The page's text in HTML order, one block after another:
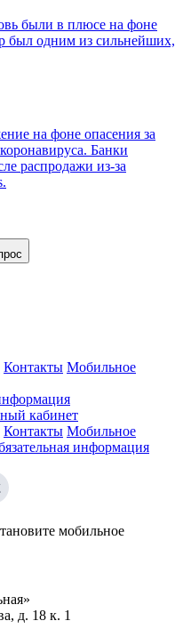
были в плюсе на фоне
был одним из сильнейших,
на фоне опасения за
Банки
распродажи из-за
Контакты Мобильное
кабинет
Контакты Мобильное
информация
мобильное
д. 18 к. 1